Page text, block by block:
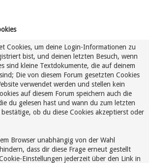
Cookies, um deine Login-Informationen zu
bist, und deinen letzten Besuch, wenn
sind kleine Textdokumente, die auf deinem
Die von diesem Forum gesetzten Cookies
verwendet werden und stellen kein
auf diesem Forum speichern auch die
du gelesen hast und wann du zum letzten
ob du diese Cookies akzeptierst oder
Browser unabhängig von der Wahl
dass dir diese Frage erneut gestellt
Einstellungen jederzeit über den Link in